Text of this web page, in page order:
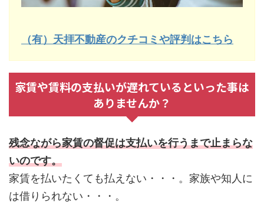
（有）天拝不動産のクチコミや評判はこちら
家賃や賃料の支払いが遅れているといった事は
ありませんか？
残念ながら家賃の督促は支払いを行うまで止まらな
いのです。
家賃を払いたくても払えない・・・。家族や知人に
は借りられない・・・。